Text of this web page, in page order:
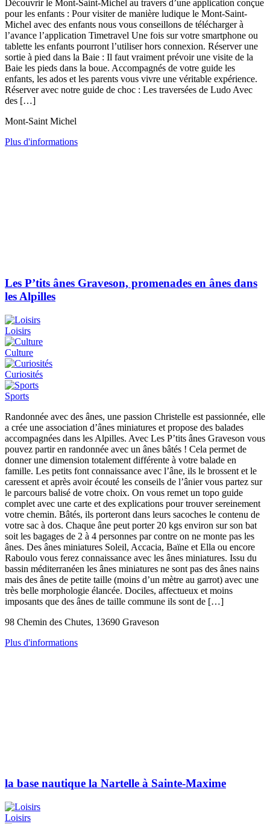
Découvrir le Mont-Saint-Michel au travers d’une application conçue
pour les enfants : Pour visiter de manière ludique le Mont-Saint-
Michel avec des enfants nous vous conseillons de télécharger à
l’avance l’application Timetravel Une fois sur votre smartphone ou
tablette les enfants pourront l’utiliser hors connexion. Réserver une
sortie à pied dans la Baie : Il faut vraiment prévoir une visite de la
Baie les pieds dans la boue. Accompagnés de votre guide les
enfants, les ados et les parents vous vivre une véritable expérience.
Réserver avec notre guide de choc : Les traversées de Ludo Avec
des […]
Mont-Saint Michel
Plus d'informations
Les P’tits ânes Graveson, promenades en ânes dans
les Alpilles
Loisirs
Culture
Curiosités
Sports
Randonnée avec des ânes, une passion Christelle est passionnée, elle
a crée une association d’ânes miniatures et propose des balades
accompagnées dans les Alpilles. Avec Les P’tits ânes Graveson vous
pouvez partir en randonnée avec un ânes bâtés ! Cela permet de
donner une dimension totalement différente à votre balade en
famille. Les petits font connaissance avec l’âne, ils le brossent et le
caressent et après avoir écouté les conseils de l’ânier vous partez sur
le parcours balisé de votre choix. On vous remet un topo guide
complet avec une carte et des explications pour trouver sereinement
votre chemin. Bâtés, ils porteront dans leurs sacoches le contenu de
votre sac à dos. Chaque âne peut porter 20 kgs environ sur son bat
soit les bagages de 2 à 4 personnes par contre on ne monte pas les
ânes. Des ânes miniatures Soleil, Accacia, Baïne et Ella ou encore
Raboulo vous ferez connaissance avec les ânes miniatures. Issu du
bassin méditerranéen les ânes miniatures ne sont pas des ânes nains
mais des ânes de petite taille (moins d’un mètre au garrot) avec une
très belle morphologie élancée. Dociles, affectueux et moins
imposants que des ânes de taille commune ils sont de […]
98 Chemin des Chutes, 13690 Graveson
Plus d'informations
la base nautique la Nartelle à Sainte-Maxime
Loisirs